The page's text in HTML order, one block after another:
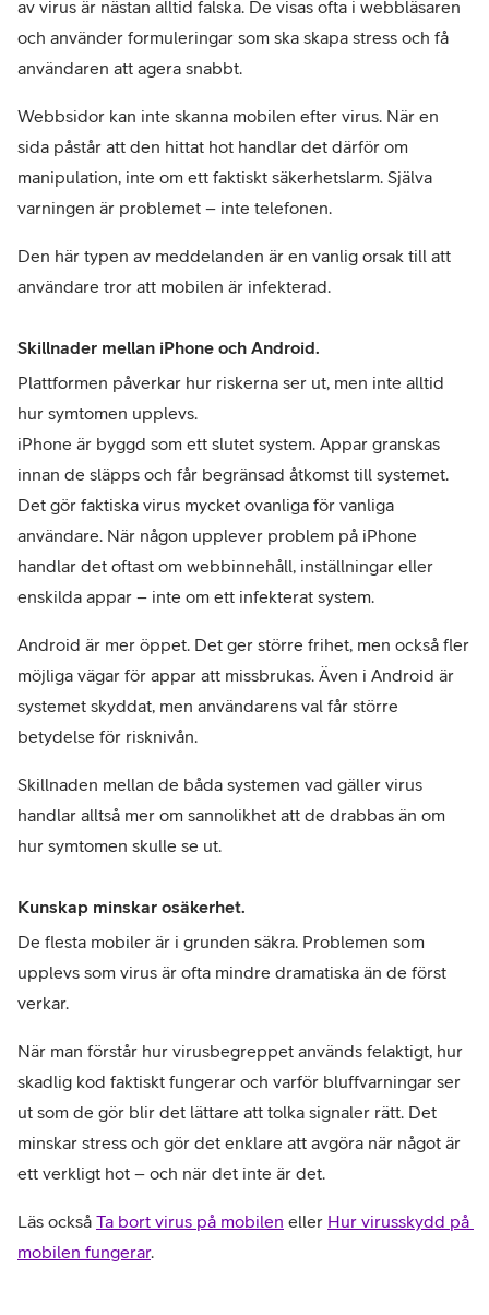
av virus är nästan alltid falska. De visas ofta i webbläsaren
och använder formuleringar som ska skapa stress och få
användaren att agera snabbt.
Webbsidor kan inte skanna mobilen efter virus. När en
sida påstår att den hittat hot handlar det därför om
manipulation, inte om ett faktiskt säkerhetslarm. Själva
varningen är problemet – inte telefonen.
Den här typen av meddelanden är en vanlig orsak till att
användare tror att mobilen är infekterad.
Skillnader mellan iPhone och Android.
Plattformen påverkar hur riskerna ser ut, men inte alltid
hur symtomen upplevs.
iPhone är byggd som ett slutet system. Appar granskas
innan de släpps och får begränsad åtkomst till systemet.
Det gör faktiska virus mycket ovanliga för vanliga
användare. När någon upplever problem på iPhone
handlar det oftast om webbinnehåll, inställningar eller
enskilda appar – inte om ett infekterat system.
Android är mer öppet. Det ger större frihet, men också fler
möjliga vägar för appar att missbrukas. Även i Android är
systemet skyddat, men användarens val får större
betydelse för risknivån.
Skillnaden mellan de båda systemen vad gäller virus
handlar alltså mer om sannolikhet att de drabbas än om
hur symtomen skulle se ut.
Kunskap minskar osäkerhet.
De flesta mobiler är i grunden säkra. Problemen som
upplevs som virus är ofta mindre dramatiska än de först
verkar.
När man förstår hur virusbegreppet används felaktigt, hur
skadlig kod faktiskt fungerar och varför bluffvarningar ser
ut som de gör blir det lättare att tolka signaler rätt. Det
minskar stress och gör det enklare att avgöra när något är
ett verkligt hot – och när det inte är det.
Läs också Ta bort virus på mobilen eller Hur virusskydd på
mobilen fungerar